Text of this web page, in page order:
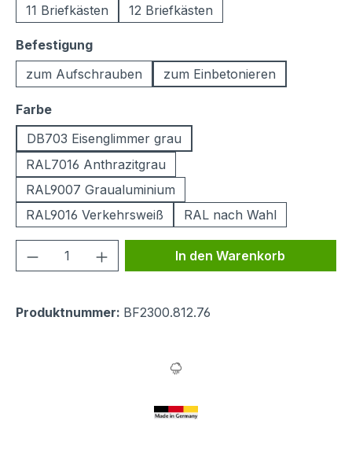
11 Briefkästen
12 Briefkästen
Befestigungauswählen
zum Aufschrauben
zum Einbetonieren
Farbeauswählen
DB703 Eisenglimmer grau
RAL7016 Anthrazitgrau
RAL9007 Graualuminium
RAL9016 Verkehrsweiß
RAL nach Wahl
Produkt Anzahl: Gib denIn den Warenkorb
Produktnummer: BF2300.812.76